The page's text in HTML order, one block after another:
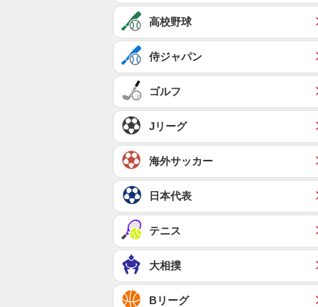
高校野球
侍ジャパン
ゴルフ
Jリーグ
海外サッカー
日本代表
テニス
大相撲
Bリーグ